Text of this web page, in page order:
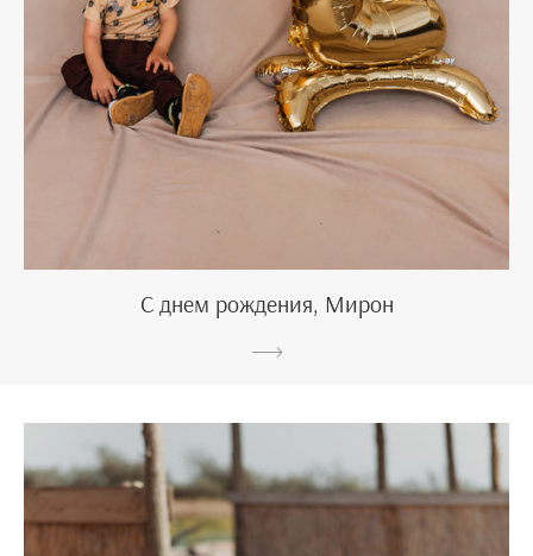
С днем рождения, Мирон